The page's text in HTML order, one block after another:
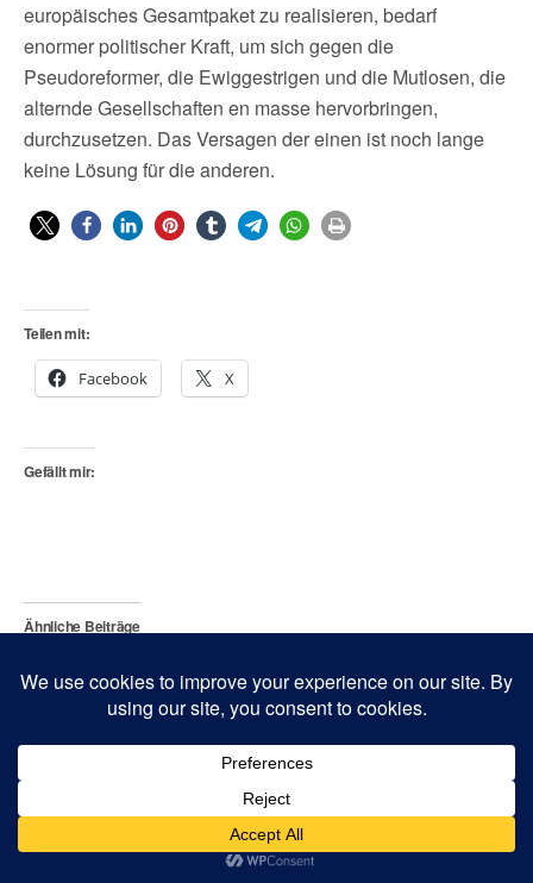
europäisches Gesamtpaket zu realisieren, bedarf
enormer politischer Kraft, um sich gegen die
Pseudoreformer, die Ewiggestrigen und die Mutlosen, die
alternde Gesellschaften en masse hervorbringen,
durchzusetzen. Das Versagen der einen ist noch lange
keine Lösung für die anderen.
Teilen mit:
Facebook X
Gefällt mir:
Ähnliche Beiträge
For the Many, not the Few!
Europa out of the box
9. November 2016
In "Gesellschaft"